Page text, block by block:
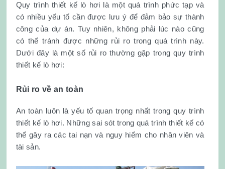
Quy trình thiết kế lò hơi là một quá trình phức tạp và
có nhiều yếu tố cần được lưu ý để đảm bảo sự thành
công của dự án. Tuy nhiên, không phải lúc nào cũng
có thể tránh được những rủi ro trong quá trình này.
Dưới đây là một số rủi ro thường gặp trong quy trình
thiết kế lò hơi:
Rủi ro về an toàn
An toàn luôn là yếu tố quan trọng nhất trong quy trình
thiết kế lò hơi. Những sai sót trong quá trình thiết kế có
thể gây ra các tai nạn và nguy hiểm cho nhân viên và
tài sản.